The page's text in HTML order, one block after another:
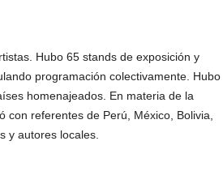
Hubo 65 stands de exposición y
programación colectivamente. Hubo
homenajeados. En materia de la
referentes de Perú, México, Bolivia,
y autores locales.